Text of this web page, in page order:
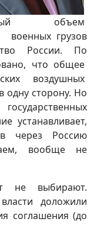
объем
военных грузов
России. По
что общее
воздушных
одну сторону. Но
устанавливает,
через Россию
вообще не
не выбирают.
доложили
соглашения (до